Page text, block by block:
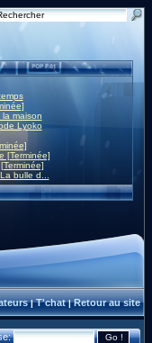
maison
Lyoko
[Terminée]
bulle d...
|T'chat|Retour au site